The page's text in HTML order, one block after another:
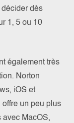
dès
1, 5 ou 10
également très
Norton
iOS et
un peu plus
avec MacOS,